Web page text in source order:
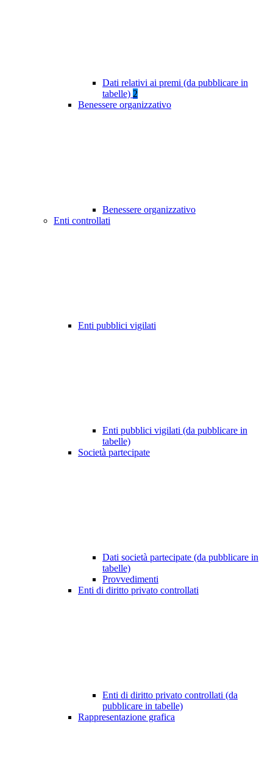
Dati relativi ai premi (da pubblicare in
tabelle) 2
Benessere organizzativo
Benessere organizzativo
Enti controllati
Enti pubblici vigilati
Enti pubblici vigilati (da pubblicare in
tabelle)
Società partecipate
Dati società partecipate (da pubblicare in
tabelle)
Provvedimenti
Enti di diritto privato controllati
Enti di diritto privato controllati (da
pubblicare in tabelle)
Rappresentazione grafica